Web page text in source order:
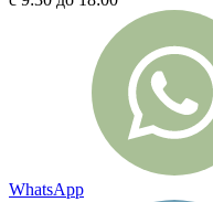
WhatsApp